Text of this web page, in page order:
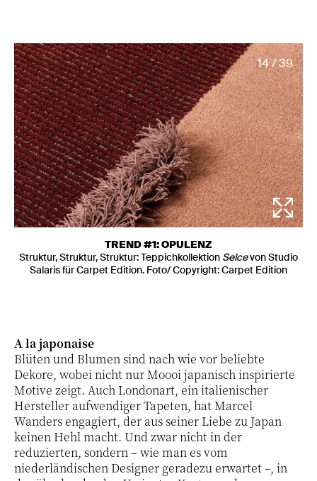
14 / 39
TREND #1: OPULENZ
Struktur, Struktur, Struktur: Teppichkollektion Selcevon Studio
Salaris für Carpet Edition. Foto/ Copyright: Carpet Edition
A la japonaise
Blüten und Blumen sind nach wie vor beliebte
Dekore, wobei nicht nur Moooi japanisch inspirierte
Motive zeigt. Auch Londonart, ein italienischer
Hersteller aufwendiger Tapeten, hat Marcel
Wanders engagiert, der aus seiner Liebe zu Japan
keinen Hehl macht. Und zwar nicht in der
reduzierten, sondern – wie man es vom
niederländischen Designer geradezu erwartet –, in